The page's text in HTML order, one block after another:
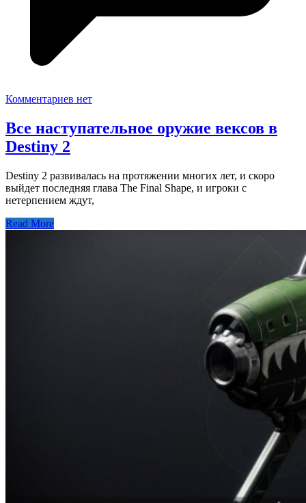
Комментариев нет
Все наступательное оружие вексов в
Destiny 2
Destiny 2 развивалась на протяжении многих лет, и скоро
выйдет последняя глава The Final Shape, и игроки с
нетерпением ждут,
Read More